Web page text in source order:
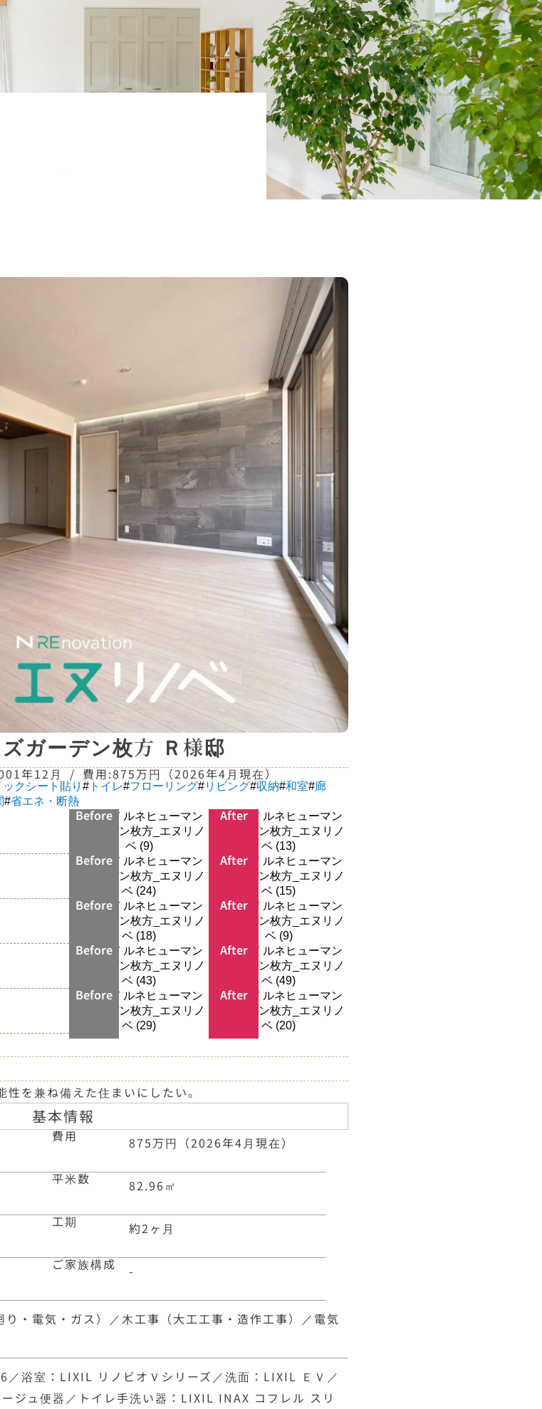
ガーデン枚方 Ｒ様邸
年12月 / 費用:875万円（2026年4月現在）
ックシート貼り # トイレ#フローリング#リビング#収納#和室#廊
#省エネ・断熱
Before After
Before After
Before After
Before After
Before After
を兼ね備えた住まいにしたい。
基本情報
費用 875万円（2026年4月現在）
平米数 82.96㎡
工期 約2ヶ月
ご家族構成 -
・電気・ガス）／木工事（大工工事・造作工事）／電気
／浴室：LIXIL リノビオＶシリーズ／洗面：LIXIL ＥＶ／
ジュ便器／トイレ手洗い器：LIXIL INAX コフレル スリ